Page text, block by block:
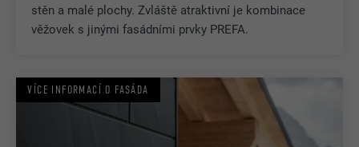
stěn a malé plochy. Zvláště atraktivní je kombinace
věžovek s jinými fasádními prvky PREFA.
VÍCE INFORMACÍ O FASÁDA